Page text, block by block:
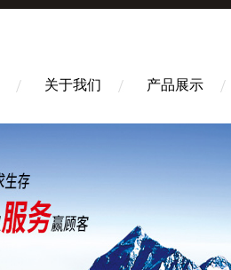
关于我们 产品展示